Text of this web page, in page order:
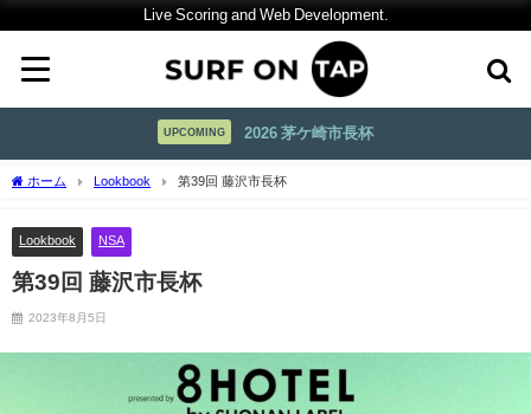
Live Scoring and Web Development.
UPCOMING 2026 茅ケ崎市長杯
ホーム Lookbook 第39回 藤沢市長杯
Lookbook NSA
第39回 藤沢市長杯
2023年8月5日